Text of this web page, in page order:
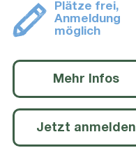
Plätze frei,
Anmeldung
möglich
Mehr Infos
Jetzt anmelden